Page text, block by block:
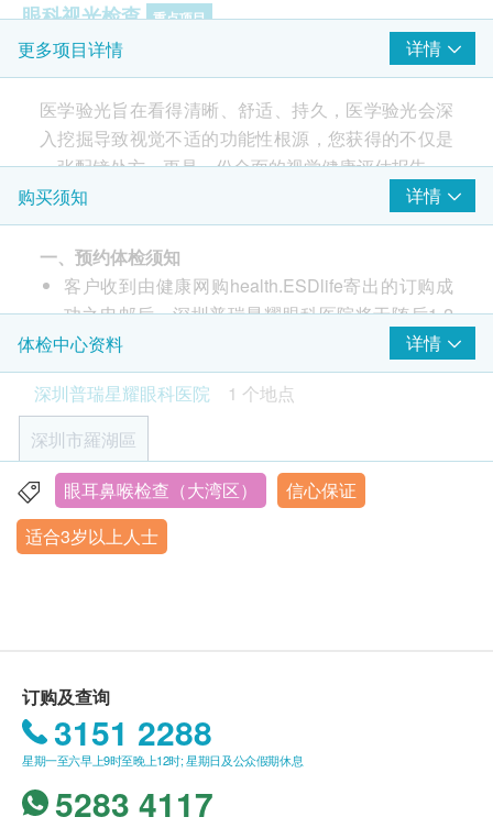
眼科视光检查 重点项目
试镜
检影
眼外肌功能检查
云雾试验
验光
视力检测
双目裂隙灯检查
眼压检查
散瞳
视功能检查（全套）
人工晶体度数测量（眼轴测量）
更多项目详情 详情
医学验光旨在看得清晰、舒适、持久，医学验光会深
入挖掘导致视觉不适的功能性根源，您获得的不仅是
一张配镜处方，更是一份全面的视觉健康评估报告
购买须知
详情
一、预约体检须知
客户收到由健康网购health.ESDlife寄出的订购成
功之电邮后，深圳普瑞星耀眼科医院将于随后1-2
个工作日的办公时间内，致电客户预约身体检查的
时间及地点。客户亦可至少提前1个工作日联络深
圳普瑞星耀眼科医院进行预约（联络电话：+852
39622556；Whatsapp：+852 46199394）。
客户至现场后，深圳普瑞星耀眼科医院工作人员会
核对客户的姓名、出生年月日、手机号及健康网购
health.ESDlife订购成功之电邮。
订单如需改期，请至少提前1个工作日联络深圳普
废。
体检时, 如果遇到医生不会说广东话的情况，深圳
普瑞星耀眼科医院可安排医护人员陪同提供翻译服
务。
如果商户页面与体检计划页面的繁体中文、简体中
体检中心资料
详情
深圳普瑞星耀眼科医院
1 个地点
深圳市羅湖區
广东省深圳市罗湖区南湖街道嘉北社区人民南路3012号天
安国际大厦1-4楼
星期一至星期日︰8:30a.m. – 17:30p.m.
眼耳鼻喉检查（大湾区）
信心保证
适合3岁以上人士
订购及查询
3151 2288
星期一至六早上9时至晚上12时; 星期日及公众假期休息
5283 4117